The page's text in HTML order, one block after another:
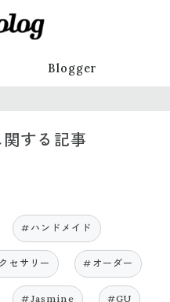
Blogger
する記事
#ハンドメイド
セサリー #オーダー
#Jasmine #GU